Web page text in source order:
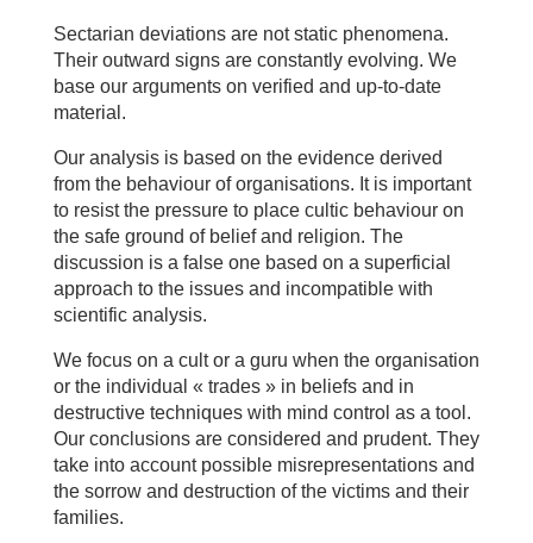
Sectarian deviations are not static phenomena.
Their outward signs are constantly evolving. We
base our arguments on verified and up-to-date
material.
Our analysis is based on the evidence derived
from the behaviour of organisations. It is important
to resist the pressure to place cultic behaviour on
the safe ground of belief and religion. The
discussion is a false one based on a superficial
approach to the issues and incompatible with
scientific analysis.
We focus on a cult or a guru when the organisation
or the individual « trades » in beliefs and in
destructive techniques with mind control as a tool.
Our conclusions are considered and prudent. They
take into account possible misrepresentations and
the sorrow and destruction of the victims and their
families.